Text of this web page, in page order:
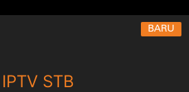
BARU
STB